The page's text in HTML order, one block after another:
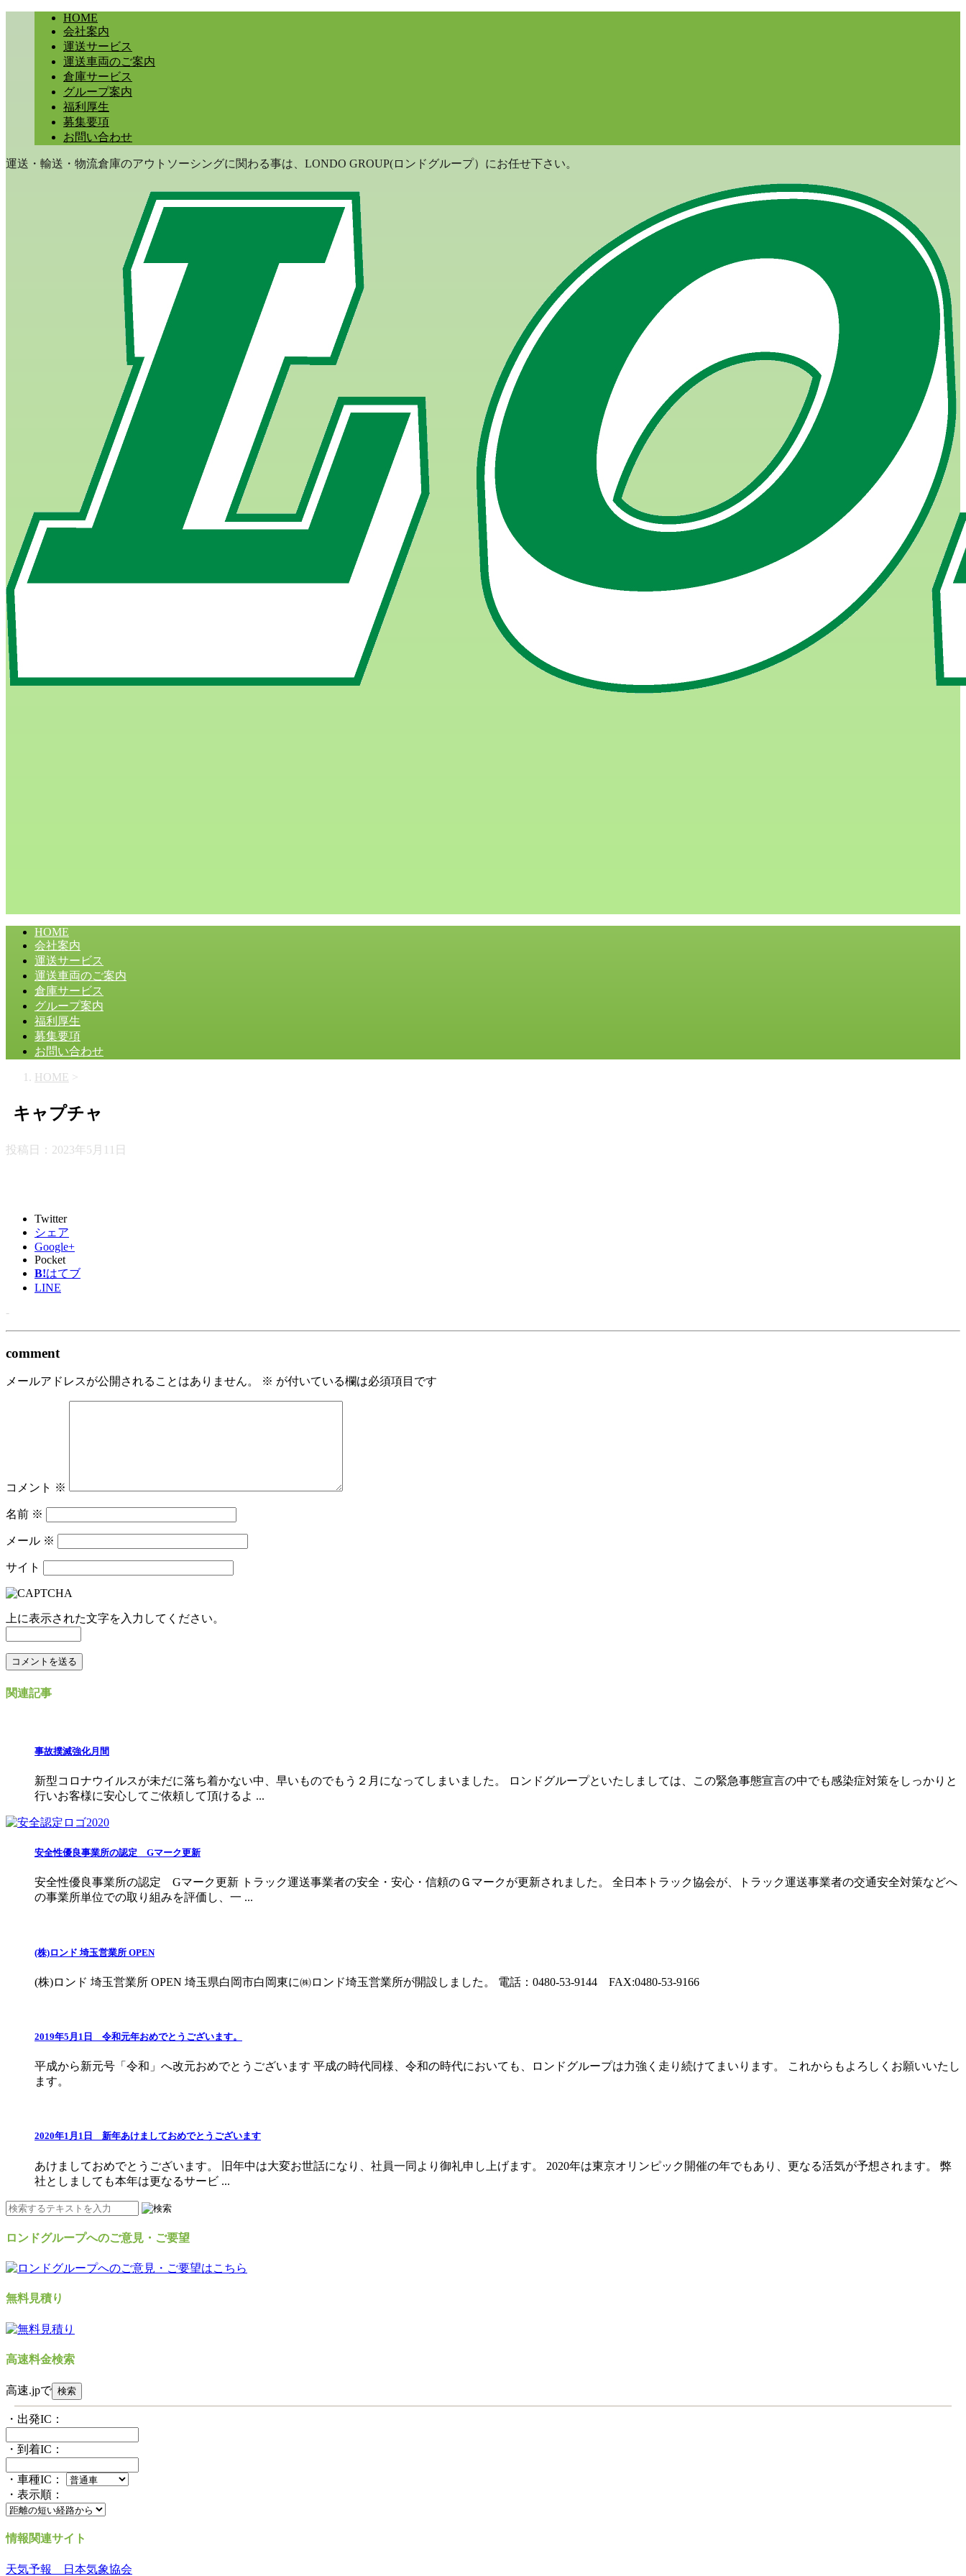
HOME
会社案内
運送サービス
運送車両のご案内
倉庫サービス
グループ案内
福利厚生
募集要項
お問い合わせ
運送・輸送・物流倉庫のアウトソーシングに関わる事は、LONDO GROUP(ロンドグループ）にお任せ下さい。
HOME
会社案内
運送サービス
運送車両のご案内
倉庫サービス
グループ案内
福利厚生
募集要項
お問い合わせ
HOME >
キャプチャ
投稿日： 2023年5月11日
Twitter
シェア
Google+
Pocket
B!はてブ
LINE
-
comment
メールアドレスが公開されることはありません。 ※ が付いている欄は必須項目です
コメント ※
名前 ※
メール ※
サイト
上に表示された文字を入力してください。
関連記事
事故撲滅強化月間
新型コロナウイルスが未だに落ち着かない中、早いものでもう２月になってしまいました。 ロンドグループといたしましては、この緊急事態宣言の中でも感染症対策をしっかりと
行いお客様に安心してご依頼して頂けるよ ...
安全性優良事業所の認定 Gマーク更新
安全性優良事業所の認定 Gマーク更新 トラック運送事業者の安全・安心・信頼のＧマークが更新されました。 全日本トラック協会が、トラック運送事業者の交通安全対策などへ
の事業所単位での取り組みを評価し、一 ...
(株)ロンド 埼玉営業所 OPEN
(株)ロンド 埼玉営業所 OPEN 埼玉県白岡市白岡東に㈱ロンド埼玉営業所が開設しました。 電話：0480-53-9144 FAX:0480-53-9166
2019年5月1日 令和元年おめでとうございます。
平成から新元号「令和」へ改元おめでとうございます 平成の時代同様、令和の時代においても、ロンドグループは力強く走り続けてまいります。 これからもよろしくお願いいたし
ます。
2020年1月1日 新年あけましておめでとうございます
あけましておめでとうございます。 旧年中は大変お世話になり、社員一同より御礼申し上げます。 2020年は東京オリンピック開催の年でもあり、更なる活気が予想されます。 弊
社としましても本年は更なるサービ ...
ロンドグループへのご意見・ご要望
無料見積り
高速料金検索
高速.jpで
・出発IC：
・到着IC：
・車種IC：
・表示順：
情報関連サイト
天気予報 日本気象協会